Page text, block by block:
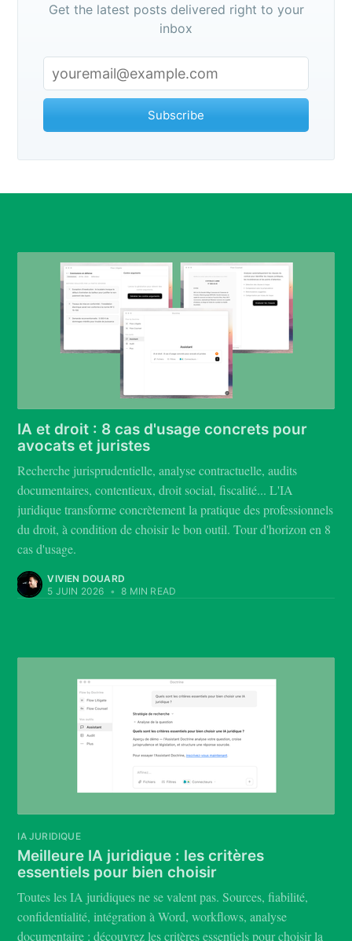
Get the latest posts delivered right to your
inbox
Subscribe
IA et droit : 8 cas d'usage concrets pour
avocats et juristes
Recherche jurisprudentielle, analyse contractuelle, audits
documentaires, contentieux, droit social, fiscalité... L'IA
juridique transforme concrètement la pratique des professionnels
du droit, à condition de choisir le bon outil. Tour d'horizon en 8
cas d'usage.
VIVIEN DOUARD
5 JUIN 2026 • 8 MIN READ
IA JURIDIQUE
Meilleure IA juridique : les critères
essentiels pour bien choisir
Toutes les IA juridiques ne se valent pas. Sources, fiabilité,
confidentialité, intégration à Word, workflows, analyse
documentaire : découvrez les critères essentiels pour choisir la